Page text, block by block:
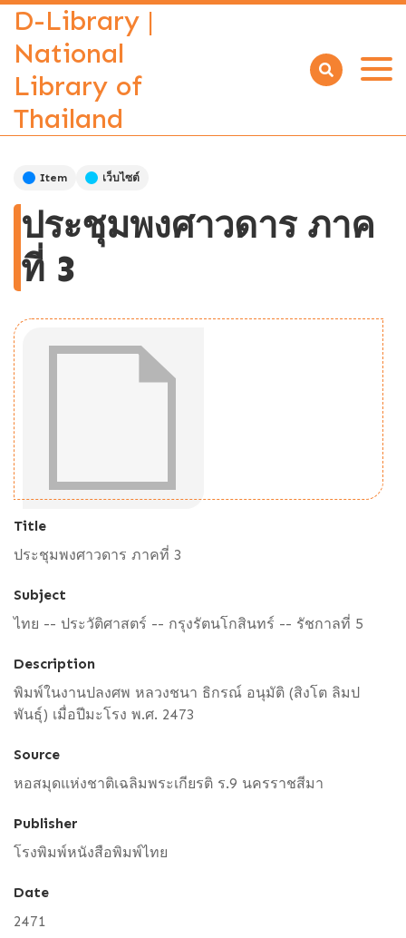
D-Library |
National
Library of
Thailand
Open
Item เว็บไซต์
ประชุมพงศาวดาร ภาค
ที่ 3
Title
ประชุมพงศาวดาร ภาคที่ 3
Subject
ไทย -- ประวัติศาสตร์ -- กรุงรัตนโกสินทร์ -- รัชกาลที่ 5
Description
พิมพ์ในงานปลงศพ หลวงชนา ธิกรณ์ อนุมัติ (สิงโต ลิมป
พันธุ์) เมื่อปีมะโรง พ.ศ. 2473
Source
หอสมุดแห่งชาติเฉลิมพระเกียรติ ร.9 นครราชสีมา
Publisher
โรงพิมพ์หนังสือพิมพ์ไทย
Date
2471